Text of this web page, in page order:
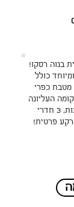
בנוה רסקו!
ומיוחד כולל
מטבח כפרי
העליונה
יחידת הורים עם חדר ארונות, 3 חדרי
פרטית!